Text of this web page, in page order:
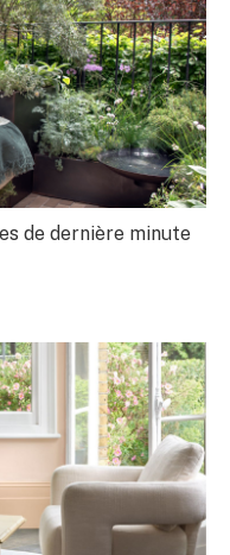
de dernière minute